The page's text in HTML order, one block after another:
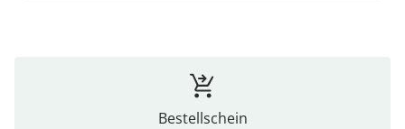
Bestellschein